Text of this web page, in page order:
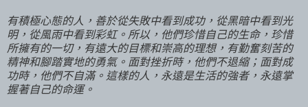
有積極心態的人，善於從失敗中看到成功，從黑暗中看到光
明，從風雨中看到彩虹。所以，他們珍惜自己的生命，珍惜
所擁有的一切，有遠大的目標和崇高的理想，有勤奮刻苦的
精神和腳踏實地的勇氣。面對挫折時，他們不退縮；面對成
功時，他們不自滿。這樣的人，永遠是生活的強者，永遠掌
握著自己的命運。